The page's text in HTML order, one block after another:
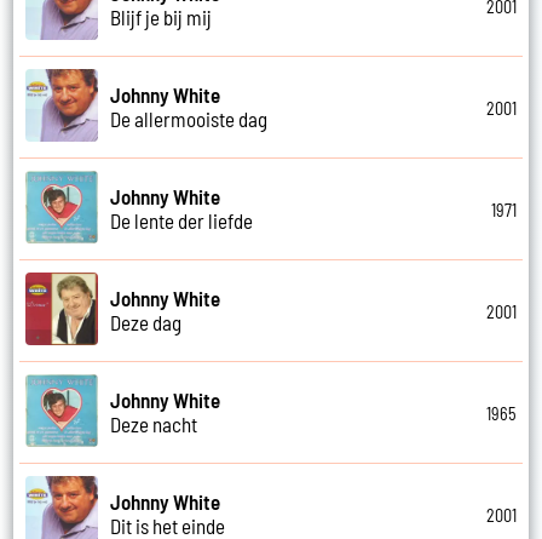
Blijf je bij mij
2001
Johnny White
De allermooiste dag
2001
Johnny White
De lente der liefde
1971
Johnny White
Deze dag
2001
Johnny White
Deze nacht
1965
Johnny White
Dit is het einde
2001